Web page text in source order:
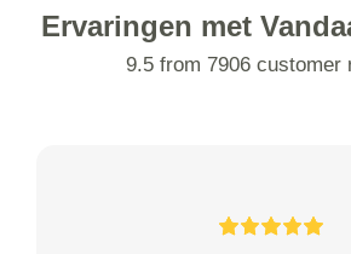
Ervaringen met
9.5 from 7906 customer